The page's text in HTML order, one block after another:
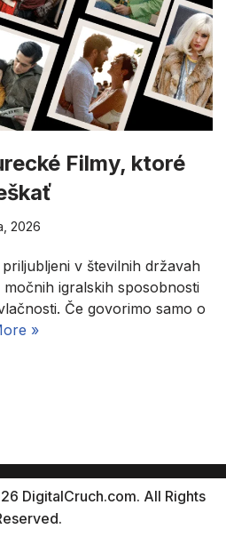
Filmy, ktoré
2026
v številnih državah
igralskih sposobnosti
Če govorimo samo o
»
DigitalCruch.com. All Rights